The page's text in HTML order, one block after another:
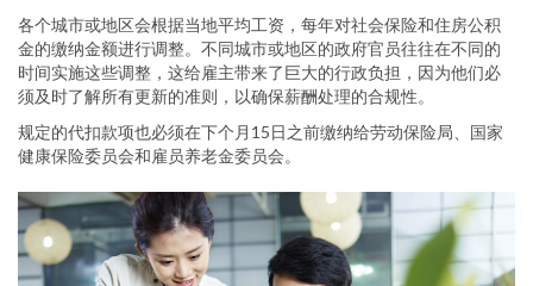
各个城市或地区会根据当地平均工资，每年对社会保险和住房公积
金的缴纳金额进行调整。不同城市或地区的政府官员往往在不同的
时间实施这些调整，这给雇主带来了巨大的行政负担，因为他们必
须及时了解所有更新的准则，以确保薪酬处理的合规性。
规定的代扣款项也必须在下个月15日之前缴纳给劳动保险局、国家
健康保险委员会和雇员养老金委员会。